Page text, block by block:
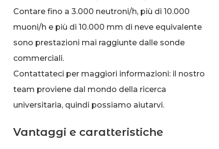
Contare fino a 3.000 neutroni/h, più di 10.000
muoni/h e più di 10.000 mm di neve equivalente
sono prestazioni mai raggiunte dalle sonde
commerciali.
Contattateci per maggiori informazioni: il nostro
team proviene dal mondo della ricerca
universitaria, quindi possiamo aiutarvi.
Vantaggi e caratteristiche